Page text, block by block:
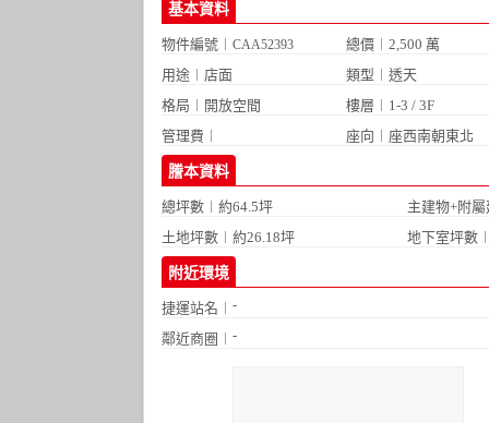
基本資料
物件編號︱ CAA52393
總價︱2,500 萬
用途︱店面
類型︱透天
格局︱
開放空間
樓層︱1-3 / 3F
管理費︱
座向︱座西南朝東北
謄本資料
總坪數︱約64.5坪
主建物+附
土地坪數︱約26.18坪
地下室坪數
附近環境
捷運站名︱ -
鄰近商圈︱ -